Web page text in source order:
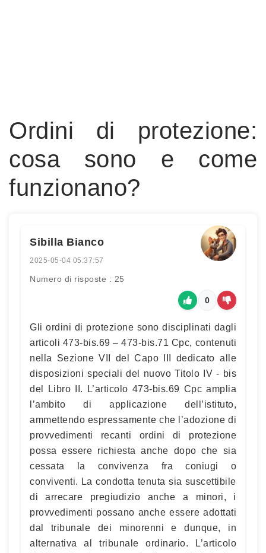
Ordini di protezione:
cosa sono e come
funzionano?
Sibilla Bianco
2025-05-04 05:37:57
Numero di risposte : 25
0
Gli ordini di protezione sono disciplinati dagli
articoli 473-bis.69 – 473-bis.71 Cpc, contenuti
nella Sezione VII del Capo III dedicato alle
disposizioni speciali del nuovo Titolo IV - bis
del Libro II. L’articolo 473-bis.69 Cpc amplia
l’ambito di applicazione dell’istituto,
ammettendo espressamente che l’adozione di
provvedimenti recanti ordini di protezione
possa essere richiesta anche dopo che sia
cessata la convivenza fra coniugi o
conviventi. La condotta tenuta sia suscettibile
di arrecare pregiudizio anche a minori, i
provvedimenti possano anche essere adottati
dal tribunale dei minorenni e dunque, in
alternativa al tribunale ordinario. L’articolo